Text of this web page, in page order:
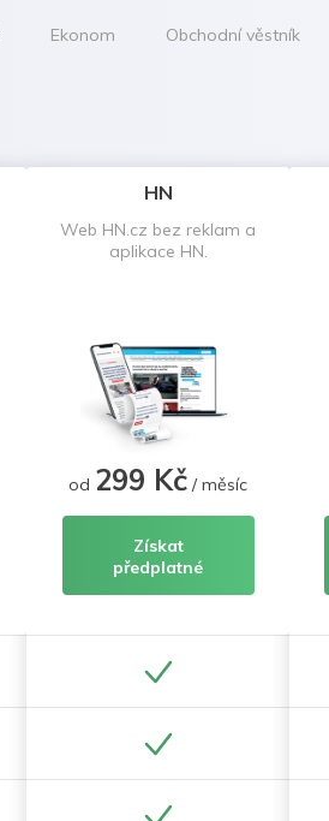
Ekonom Obchodní věstník
HN
Web HN.cz bez reklam a
aplikace HN.
od 299 Kč / měsíc
Získat
předplatné